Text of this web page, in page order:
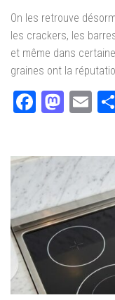
On les retrouve
les crackers, les
et même dans
graines ont la